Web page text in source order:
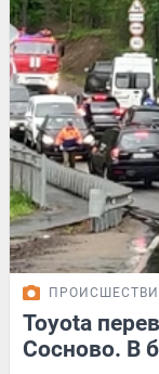
Toyota
Сосново. В